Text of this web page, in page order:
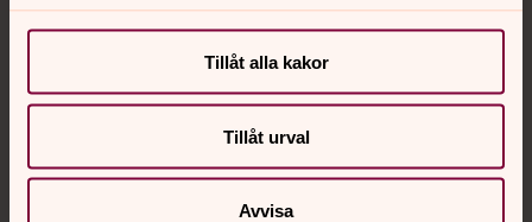
Tillåt alla kakor
Tillåt urval
Avvisa
Hitta snabbt
Sociala kanaler